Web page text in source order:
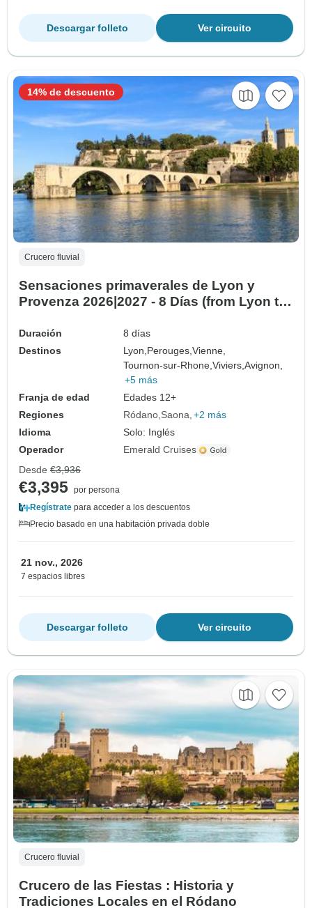
Ver circuito
Descargar folleto
Crucero fluvial
Sensaciones primaverales de Lyon y
Provenza 2026|2027 - 8 Días (from Lyon to
Duración
8 días
Destinos
Lyon,Perouges,Vienne,
Tournon-sur-Rhone,Viviers,Avignon,
+5 más
Franja de edad
Edades 12+
Regiones
Ródano Saona +2 más
Idioma
Solo: Inglés
Operador
Emerald Cruises
14% de descuento
Desde €3,936
€3,395 por persona
Regístrate para acceder a los descuentos
Precio basado en una habitación privada doble
21 nov., 2026
7 espacios libres
Ver circuito
Descargar folleto
Crucero fluvial
Crucero de las Fiestas : Historia y
Tradiciones Locales en el Ródano